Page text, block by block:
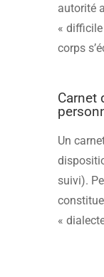
autorité
«
corps
Carnet
Un
suivi).
«